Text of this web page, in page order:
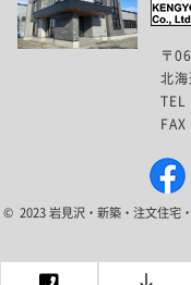
〒
北
© 2023 岩見沢・新築・注文住宅